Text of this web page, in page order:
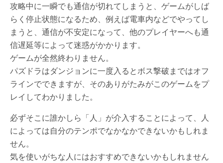
攻略中に一瞬でも通信が切れてしまうと、ゲームがしば
らく停止状態になるため、例えば電車内などでやってし
まうと、通信が不安定になって、他のプレイヤーへも通
信遅延等によって迷惑がかかります。
ゲームが全然終わりません。
パズドラはダンジョンに一度入るとボス撃破まではオフ
ラインでできますが、そのありがたみがこのゲームをプ
レイしてわかりました。
必ずそこに誰かしら「人」が介入することによって、人
によっては自分のテンポでなかなかできないかもしれま
せん。
気を使いがちな人にはおすすめできないかもしれません